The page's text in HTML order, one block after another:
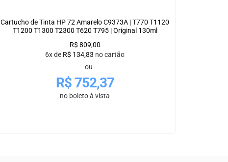
Cartucho de Tinta HP 72 Amarelo C9373A | T770 T1120
T1200 T1300 T2300 T620 T795 | Original 130ml
R$ 809,00
6x de R$ 134,83 no cartão
ou
R$752,37
no boleto à vista